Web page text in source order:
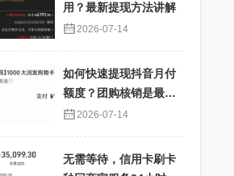
用？最新提现方法讲解
2026-07-14
如何快速提现抖音月付
额度？团购核销是最佳
选择！
2026-07-14
无需等待，信用卡刷卡